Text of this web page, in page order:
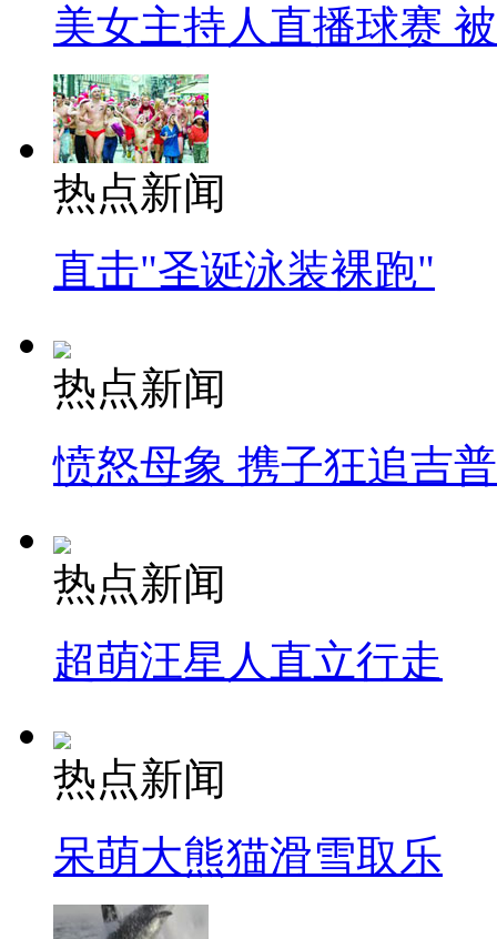
美女主持人直播球赛
热点新闻
直击"圣诞泳装裸跑"
热点新闻
愤怒母象 携子狂追吉
热点新闻
超萌汪星人直立行走
热点新闻
呆萌大熊猫滑雪取乐